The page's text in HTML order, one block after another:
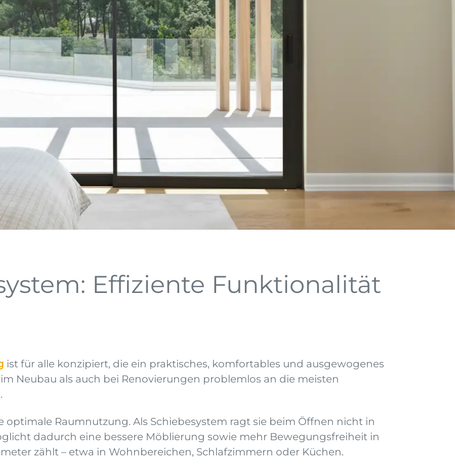
Effiziente Funktionalität
ist für alle konzipiert, die ein praktisches, komfortables und ausgewogenes
Neubau als auch bei Renovierungen problemlos an die meisten
optimale Raumnutzung. Als Schiebesystem ragt sie beim Öffnen nicht in
dadurch eine bessere Möblierung sowie mehr Bewegungsfreiheit in
zählt – etwa in Wohnbereichen, Schlafzimmern oder Küchen.